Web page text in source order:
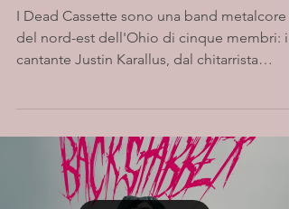
I Dead Cassette sono una band metalcore
del nord-est dell'Ohio di cinque membri: il
cantante Justin Karallus, dal chitarrista